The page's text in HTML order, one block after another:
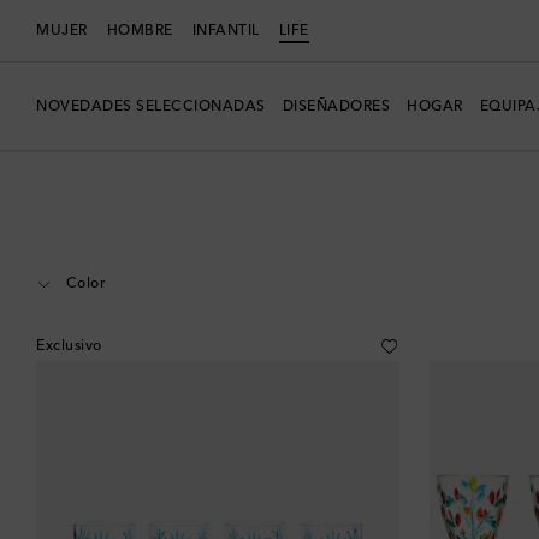
MUJER HOMBRE INFANTIL LIFE
NOVEDADES SELECCIONADAS DISEÑADORES HOGAR
Color
Exclusivo